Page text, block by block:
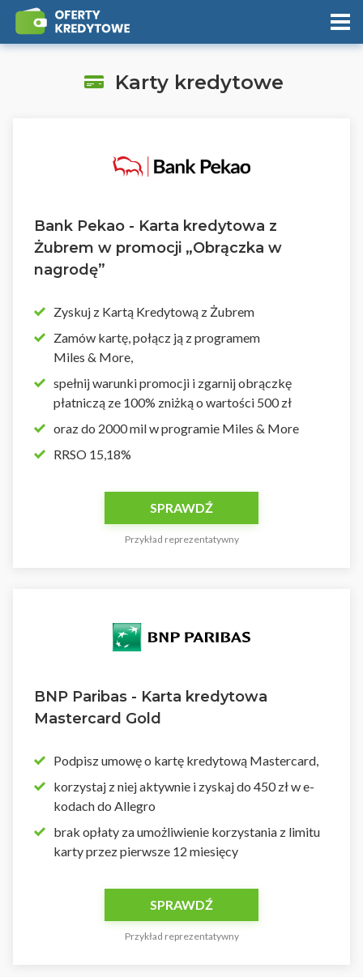
Karty kredytowe
Bank Pekao - Karta kredytowa z
Żubrem w promocji „Obrączka w
nagrodę”
Zyskuj z Kartą Kredytową z Żubrem
Zamów kartę, połącz ją z programem
Miles & More,
spełnij warunki promocji i zgarnij obrączkę
płatniczą ze 100% zniżką o wartości 500 zł
oraz do 2000 mil w programie Miles & More
RRSO 15,18%
SPRAWDŹ
Przykład reprezentatywny
BNP Paribas - Karta kredytowa
Mastercard Gold
Podpisz umowę o kartę kredytową Mastercard,
korzystaj z niej aktywnie i zyskaj do 450 zł w e-
kodach do Allegro
brak opłaty za umożliwienie korzystania z limitu
karty przez pierwsze 12 miesięcy
SPRAWDŹ
Przykład reprezentatywny